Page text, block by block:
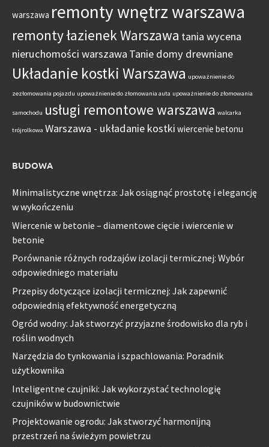
warszawa remonty wnętrz warszawa
remonty łazienek Warszawa tania wycena
nieruchomości warszawa Tanie domy drewniane
Układanie kostki Warszawa upoważnienie do
zezłomowania pojazdu upoważnienie do złomowania auta upoważnienie do złomowania
samochodu usługi remontowe warszawa walcarka
trójrolkowa Warszawa - układanie kostki wiercenie betonu
BUDOWA
Minimalistyczne wnętrza: Jak osiągnąć prostotę i elegancję
w wykończeniu
Wiercenie w betonie – diamentowe cięcie i wiercenie w
betonie
Porównanie różnych rodzajów izolacji termicznej: Wybór
odpowiedniego materiału
Przepisy dotyczące izolacji termicznej: Jak zapewnić
odpowiednią efektywność energetyczną
Ogród wodny: Jak stworzyć przyjazne środowisko dla ryb i
roślin wodnych
Narzędzia do tynkowania i szpachlowania: Poradnik
użytkownika
Inteligentne czujniki: Jak wykorzystać technologię
czujników w budownictwie
Projektowanie ogrodu: Jak stworzyć harmonijną
przestrzeń na świeżym powietrzu